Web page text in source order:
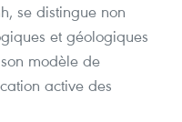
se distingue non
et géologiques
modèle de
active des